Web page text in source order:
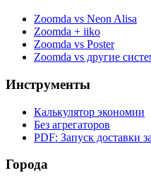
Zoomda vs Neon Alisa
Zoomda + iiko
Zoomda vs Poster
Zoomda vs другие
Инструменты
Калькулятор экономии
Без агрегаторов
PDF: Запуск доставки
Города